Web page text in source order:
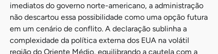
imediatos do governo norte-americano, a administração
não descartou essa possibilidade como uma opção futura
em um cenário de conflito. A declaração sublinha a
complexidade da política externa dos EUA na volátil
região do Oriente Médio, equilibrando a cautela com a